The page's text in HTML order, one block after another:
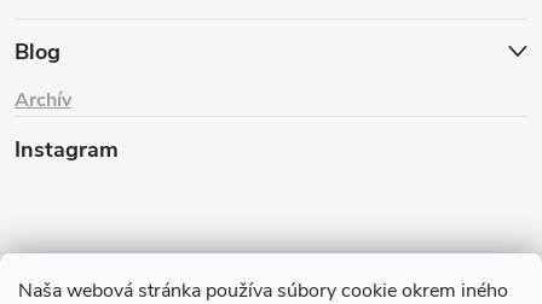
Naša webová stránka používa súbory cookie okrem iného
Blog
Archív
Instagram